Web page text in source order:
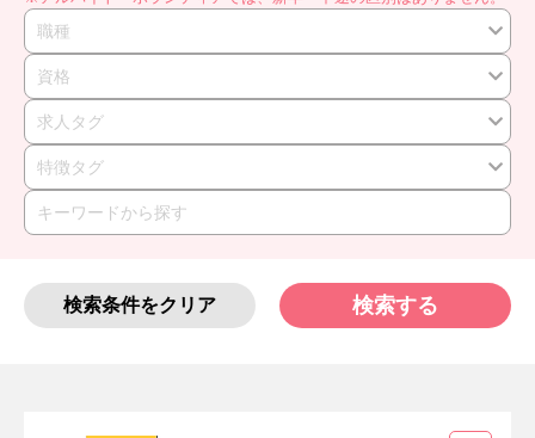
職種
資格
求人タグ
特徴タグ
検索条件をクリア 検索する